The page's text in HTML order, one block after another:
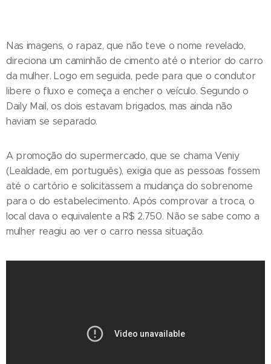
Nas imagens, o rapaz, que não teve o nome revelado,
direciona um caminhão de cimento até o interior do carro
da mulher. Logo em seguida, pede para que o condutor
libere o fluxo e começa a encher o veículo. Segundo o
Daily Mail, os dois estavam brigados, mas ainda não
haviam se separado.
A promoção do supermercado, que se chama Veniy
(Lealdade, em português), exigia que as pessoas fossem
até o cartório e solicitassem a mudança do sobrenome
para o do estabelecimento. Após comprovar a troca, o
local dava o equivalente a R$ 2.750. Não se sabe como a
mulher reagiu ao ver o carro nessa situação.